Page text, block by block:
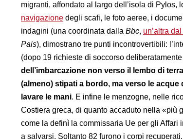
migranti, affondato al largo dell’isola di Pylos,
navigazione degli scafi, le foto aeree, i
indagini (una coordinata dalla Bbc, un’altra dal
Pais), dimostrano tre punti incontrovertibili:
(dopo 19 richieste di soccorso
dell’imbarcazione non verso il lembo di
(almeno) stipati a bordo, ma verso le
lavare le mani. E infine le menzogne, nelle
Costiera greca, di quanto accaduto nella «più
come la definì la commissaria Ue per gli
a salvarsi. Soltanto 82 furono i corpi